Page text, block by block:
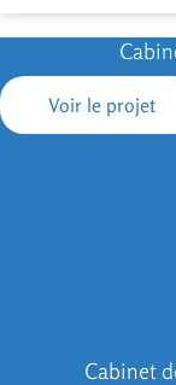
Voir le projet
Cabinet